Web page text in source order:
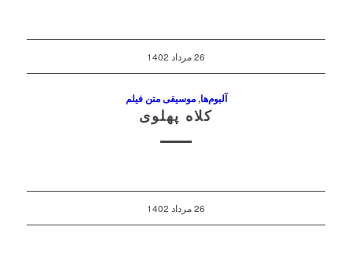
26 مرداد 1402
آلبوم‌ها,موسیقی متن فیلم
کلاه پهلوی
26 مرداد 1402